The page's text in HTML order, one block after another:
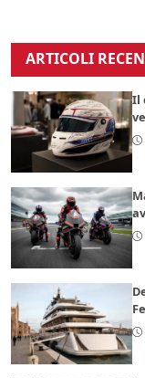
ARTICOLI
Il